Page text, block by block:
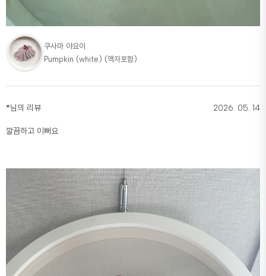
쿠사마 야요이
Pumpkin (white) (액자포함)
*님의 리뷰 2026. 05. 14
깔끔하고 이뻐요